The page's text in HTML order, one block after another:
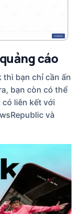
cáo
thì bạn chỉ cần ấn
bạn còn có thể
liên kết với
và